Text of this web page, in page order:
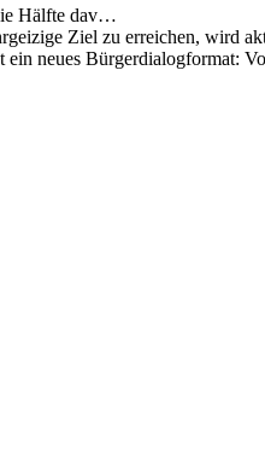
Hälfte dav…
Ziel zu erreichen, wird
ein neues Bürgerdialogformat: